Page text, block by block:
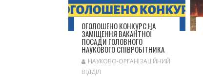
П
И
С ОГОЛОШЕНО КОНКУРС НА
ЗАМІЩЕННЯ ВАКАНТНОЇ
ПОСАДИ ГОЛОВНОГО
НАУКОВОГО СПІВРОБІТНИКА
НАУКОВО-ОРГАНІЗАЦІЙНИЙ
ВІДДІЛ